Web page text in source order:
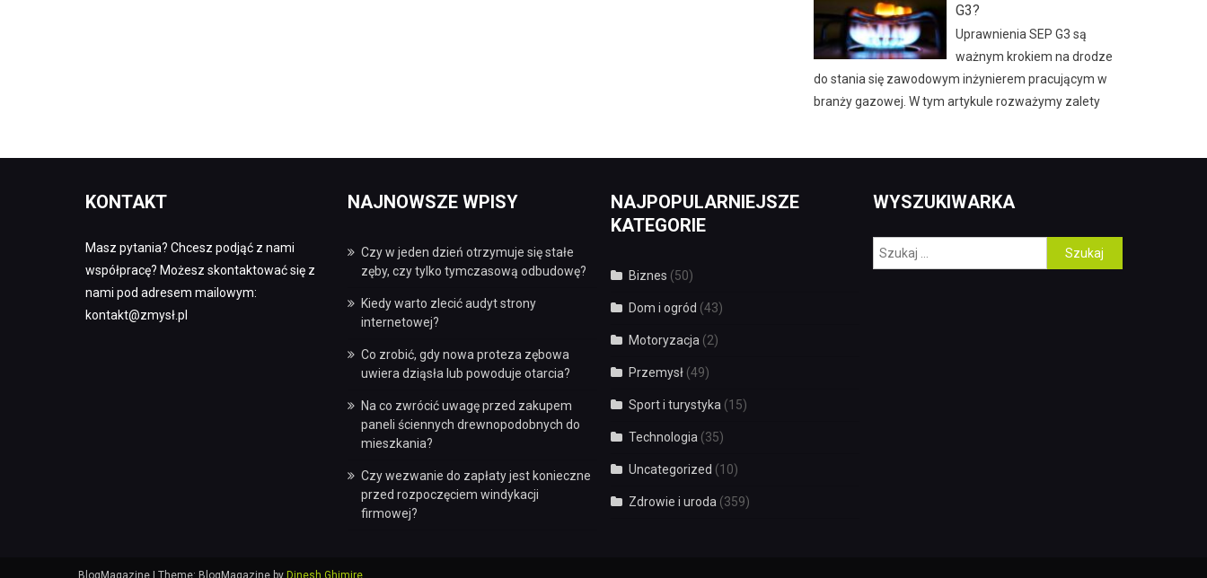
G3?
Uprawnienia SEP G3 są
ważnym krokiem na drodze
do stania się zawodowym inżynierem pracującym w
branży gazowej. W tym artykule rozważymy zalety
KONTAKT
Masz pytania? Chcesz podjąć z nami
współpracę? Możesz skontaktować się z
nami pod adresem mailowym:
kontakt@zmysł.pl
NAJNOWSZE WPISY
Czy w jeden dzień otrzymuje się stałe
zęby, czy tylko tymczasową odbudowę?
Kiedy warto zlecić audyt strony
internetowej?
Co zrobić, gdy nowa proteza zębowa
uwiera dziąsła lub powoduje otarcia?
Na co zwrócić uwagę przed zakupem
paneli ściennych drewnopodobnych do
mieszkania?
Czy wezwanie do zapłaty jest konieczne
przed rozpoczęciem windykacji
firmowej?
NAJPOPULARNIEJSZE
KATEGORIE
Biznes (50)
Dom i ogród (43)
Motoryzacja (2)
Przemysł(49)
Sport i turystyka (15)
Technologia (35)
Uncategorized (10)
Zdrowie i uroda (359)
WYSZUKIWARKA
Szukaj:
BlogMagazine Theme: BlogMagazine by Dinesh Ghimire